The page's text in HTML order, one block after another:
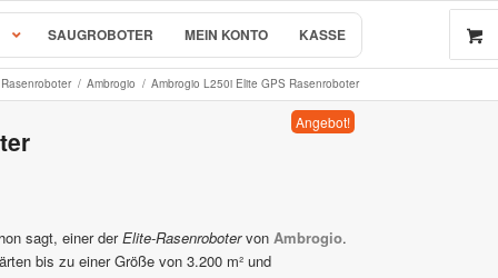
AL-KO
SAUGROBOTER MEIN KONTO KASSE
Rasenroboter / Ambrogio / Ambrogio L250i Elite GPS Rasenroboter
Angebot!
sagt, einer derElite-Rasenrobotervon Ambrogio.
bis zu einer Größe von 3.200 m² und